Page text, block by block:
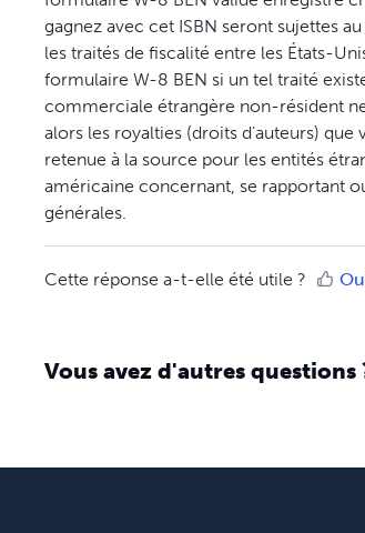
gagnez avec cet ISBN seront sujettes
les traités de fiscalité entre les États-
formulaire W-8 BEN si un tel traité
commerciale étrangère non-résident
alors les royalties (droits d'auteurs) que
retenue à la source pour les entités
américaine concernant, se rapportant
générales.
Cette réponse a-t-elle été utile ?
Vous avez d'autres questions